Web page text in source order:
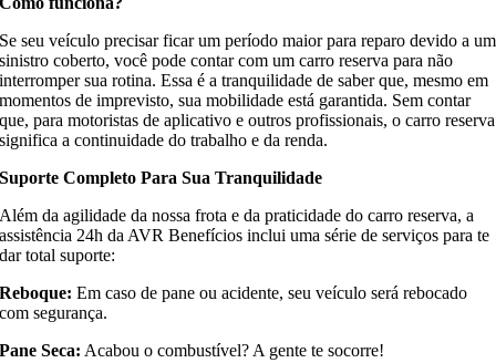
Se seu veículo precisar ficar um período maior para reparo devido a um
sinistro coberto, você pode contar com um carro reserva para não
interromper sua rotina. Essa é a tranquilidade de saber que, mesmo em
momentos de imprevisto, sua mobilidade está garantida. Sem contar
que, para motoristas de aplicativo e outros profissionais, o carro reserva
significa a continuidade do trabalho e da renda.
Suporte Completo Para Sua Tranquilidade
Além da agilidade da nossa frota e da praticidade do carro reserva, a
assistência 24h da AVR Benefícios inclui uma série de serviços para te
dar total suporte:
Reboque: Em caso de pane ou acidente, seu veículo será rebocado
com segurança.
Pane Seca: Acabou o combustível? A gente te socorre!